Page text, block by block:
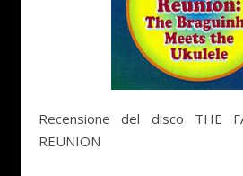
Recensione del disco THE FATHER AND SON
REUNION